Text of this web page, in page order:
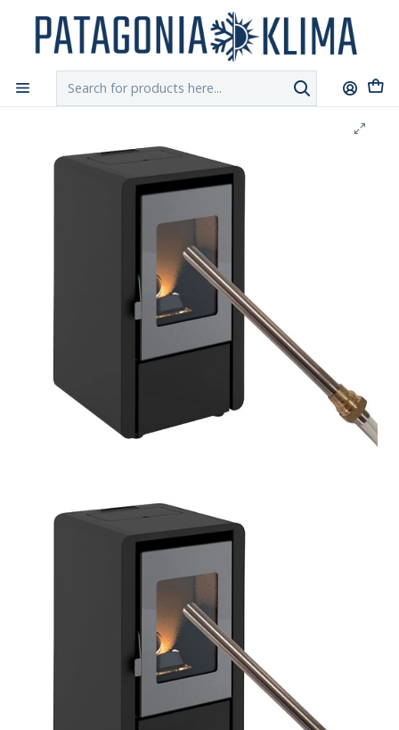
Chilexpress
Home Repuestos Estufa Pellet
Resistencia Encendido Estufa Pellet Khone